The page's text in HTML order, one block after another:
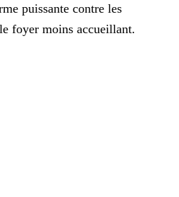
puissante contre les
foyer moins accueillant.